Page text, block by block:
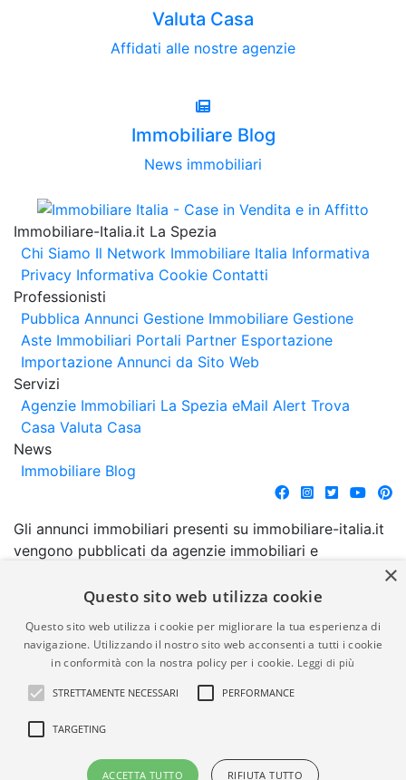
Valuta Casa
Affidati alle nostre agenzie
Immobiliare Blog
News immobiliari
Immobiliare-Italia.it La Spezia
Chi Siamo Il Network Immobiliare Italia Informativa
Privacy Informativa Cookie Contatti
Professionisti
Pubblica Annunci Gestione Immobiliare Gestione
Aste Immobiliari Portali Partner Esportazione
Importazione Annunci da Sito Web
Servizi
Agenzie Immobiliari La Spezia eMail Alert Trova
Casa Valuta Casa
News
Immobiliare Blog
Gli annunci immobiliari presenti su immobiliare-italia.it
vengono pubblicati da agenzie immobiliari e
comporta l'approvazione o l'avallo da parte di
garanzia da parte di quest'ultima. immobiliare-italia.it
quindi non è responsabile della veridicità, della
correttezza, della completezza, della normativa in
materia di privacy e/o di alcun altro aspetto dei
suddetti annunci.
© Copyright 2007 - 2026
Powered by
×
Questo sito web utilizza cookie
Questo sito web utilizza i cookie per migliorare la tua esperienza di
navigazione. Utilizzando il nostro sito web acconsenti a tutti i cookie
in conformità con la nostra policy per i cookie. Leggi di più
STRETTAMENTE NECESSARI PERFORMANCE
TARGETING
ACCETTA TUTTO RIFIUTA TUTTO